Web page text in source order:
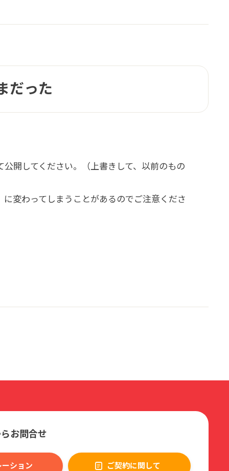
だった
開してください。（上書きして、以前のもの
変わってしまうことがあるのでご注意くださ
お問合せ
ション ご契約に関して